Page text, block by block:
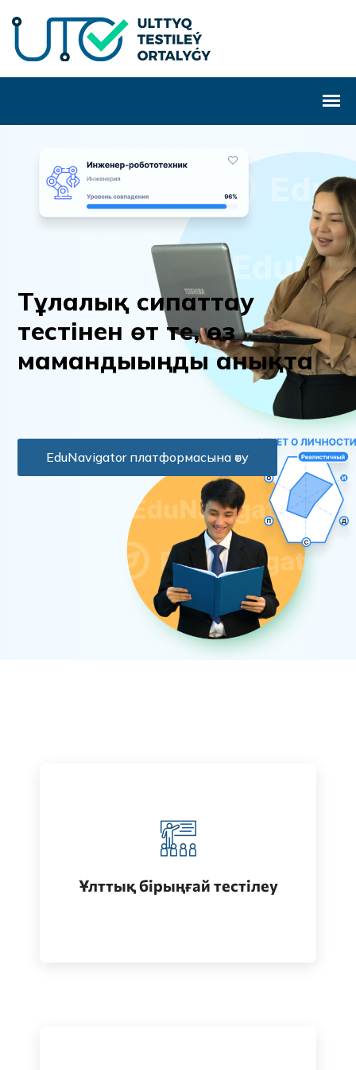
Тұлалық сипаттау
тестінен өт те, өз
мамандыыңды анықта
EduNavigator платформасына өту
Ұлттық бірыңғай тестілеу
Қазақстанда жоғары білім алу
(бакалавриат)
Өту